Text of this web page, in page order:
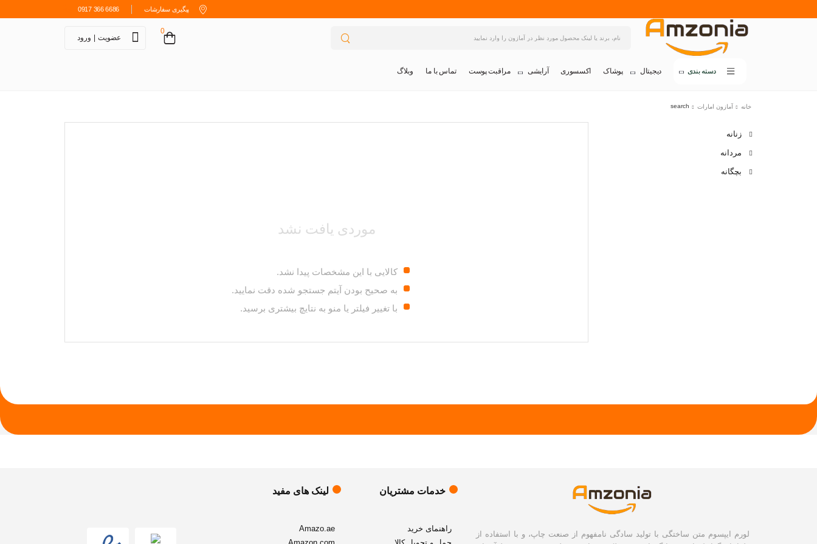
پیگیری سفارشات 0917 366 6686
0
عضویت
ورود
دسته بندی دیجیتال پوشاک اکسسوری آرایشی مراقبت پوست تماس با ما وبلاگ
خانه آمازون امارات search
زنانه
مردانه
بچگانه
موردی یافت نشد
کالایی با این مشخصات پیدا نشد.
به صحیح بودن آیتم جستجو شده دقت نمایید.
با تغییر فیلتر یا منو به نتایچ بیشتری برسید.
لورم ایپسوم متن ساختگی با تولید سادگی نامفهوم از صنعت چاپ، و با استفاده از
خدمات مشتریان
راهنمای خرید
لینک های مفید
Amazo.ae